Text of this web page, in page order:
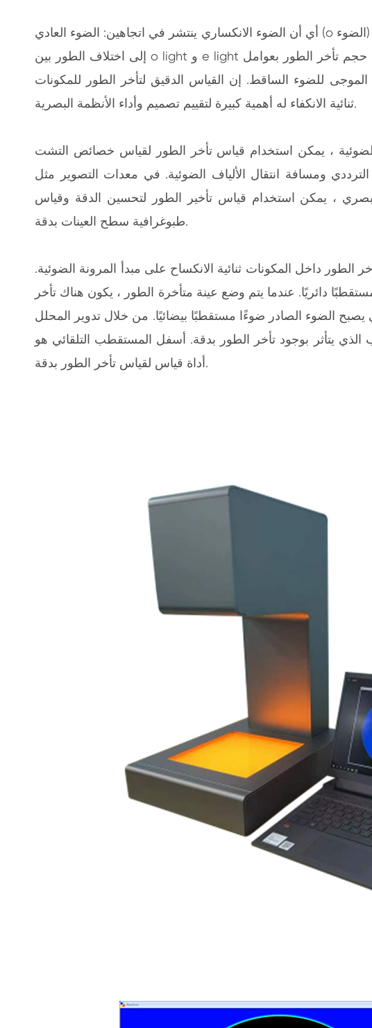
أي أن الضوء الانكساري ينتشر في اتجاهين: الضوء العادي (o الضوء) والضوء الاستثنائي (e الضوء). يشير تخلف المرحلة
إلى اختلاف الطور بين o light و e light عندما يمر الضوء عبر مكون ثنائي الانكشار. يرتبط حجم تأخر الطور بعوامل
للضوء الساقط. إن القياس الدقيق لتأخر الطور للمكونات
ثنائية الانكفاء له أهمية كبيرة لتقييم تصميم وأداء الأنظمة البصرية.
، يمكن استخدام قياس تأخر الطور لقياس خصائص التشت
ومسافة انتقال الألياف الضوئية. في معدات التصوير مثل
، يمكن استخدام قياس تأخير الطور لتحسين الدقة وقياس
طبوغرافية سطح العينات بدقة.
داخل المكونات ثنائية الانكساح على مبدأ المرونة الضوئية.
دائريًا. عندما يتم وضع عينة متأخرة الطور ، يكون هناك تأخر
يصبح الضوء الصادر ضوءًا مستقطبًا بيضائيًا. من خلال تدوير المحلل
يتأثر بوجود تأخر الطور بدقة. أسفل المستقطب التلقائي هو
أداة قياس لقياس تأخر الطور بدقة.